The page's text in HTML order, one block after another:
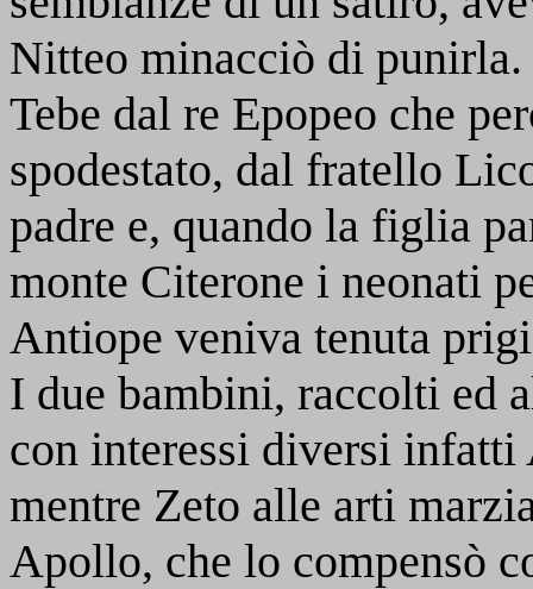
Nitteo minacciò di
Tebe dal re Epopeo che
spodestato, dal fratello
padre e, quando la figlia
monte Citerone i neonati
Antiope veniva tenuta
I due bambini, raccolti ed
con interessi diversi
mentre Zeto alle arti
Apollo, che lo compensò